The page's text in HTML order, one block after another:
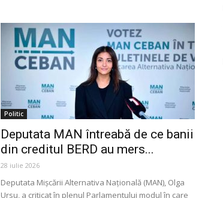
Politic
Deputata MAN întreabă de ce banii
din creditul BERD au mers...
28 iulie 2026
Deputata Mișcării Alternativa Națională (MAN), Olga
Ursu, a criticat în plenul Parlamentului modul în care